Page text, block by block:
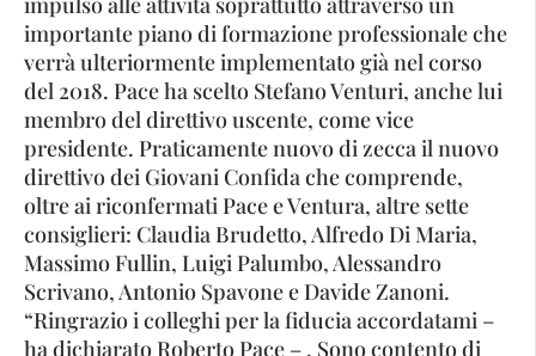
importante piano di formazione professionale che
verrà ulteriormente implementato già nel corso
del 2018. Pace ha scelto Stefano Venturi, anche lui
membro del direttivo uscente, come vice
presidente. Praticamente nuovo di zecca il nuovo
direttivo dei Giovani Confida che comprende,
oltre ai riconfermati Pace e Ventura, altre sette
consiglieri: Claudia Brudetto, Alfredo Di Maria,
Massimo Fullin, Luigi Palumbo, Alessandro
Scrivano, Antonio Spavone e Davide Zanoni.
“Ringrazio i colleghi per la fiducia accordatami –
ha dichiarato Roberto Pace – . Sono contento di